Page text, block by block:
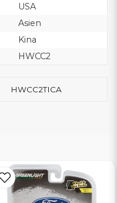
USA
Asien
Kina
HWCC2
HWCC2TICA